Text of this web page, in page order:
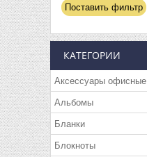
КАТЕГОРИИ
Аксессуары офисные
Альбомы
Бланки
Блокноты